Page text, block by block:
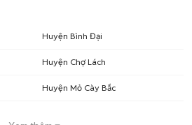
Huyện Bình Đại
Huyện Chợ Lách
Huyện Mỏ Cày Bắc